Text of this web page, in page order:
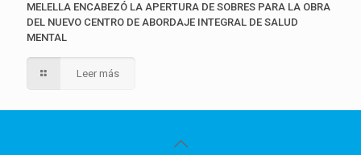
MELELLA ENCABEZÓ LA APERTURA DE SOBRES PARA LA OBRA
DEL NUEVO CENTRO DE ABORDAJE INTEGRAL DE SALUD
MENTAL
Leer más